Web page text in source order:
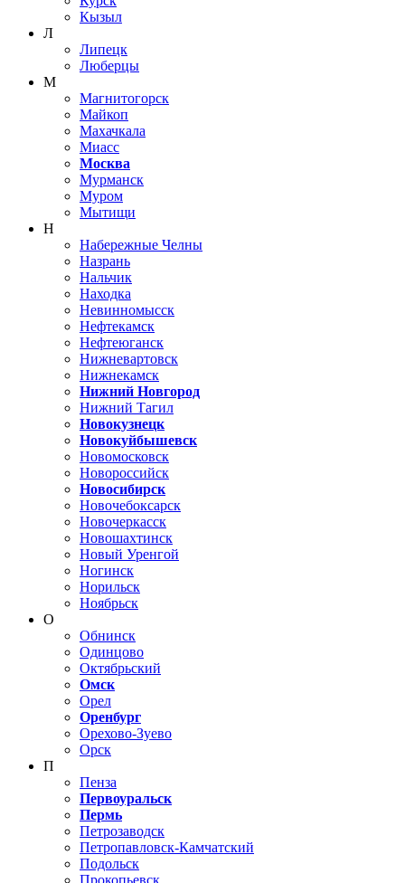
Кызыл
Л
Липецк
Люберцы
М
Магнитогорск
Майкоп
Махачкала
Миасс
Москва
Мурманск
Муром
Мытищи
Н
Набережные Челны
Назрань
Нальчик
Находка
Невинномысск
Нефтекамск
Нефтеюганск
Нижневартовск
Нижнекамск
Нижний Новгород
Нижний Тагил
Новокузнецк
Новокуйбышевск
Новомосковск
Новороссийск
Новосибирск
Новочебоксарск
Новочеркасск
Новошахтинск
Новый Уренгой
Ногинск
Норильск
Ноябрьск
О
Обнинск
Одинцово
Октябрьский
Омск
Орел
Оренбург
Орехово-Зуево
Орск
П
Пенза
Первоуральск
Пермь
Петрозаводск
Петропавловск-Камчатский
Подольск
Прокопьевск